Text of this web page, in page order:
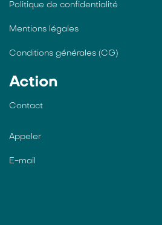
Politique de confidentialité
Mentions légales
Conditions générales (CG)
Action
Contact
Appeler
E-mail